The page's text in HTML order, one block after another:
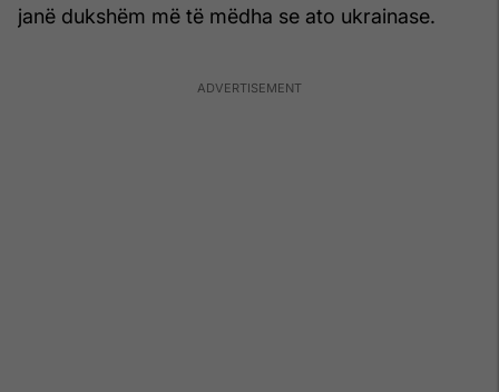
janë dukshëm më të mëdha se ato ukrainase.